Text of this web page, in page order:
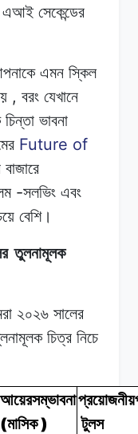
এআই সেকেন্ডের
এমন স্কিল
, বরং যেখানে
চিন্তা ভাবনা
Future of
বাজারে
-সলভিং এবং
বেশি।
তুলনামূলক
২০২৬ সালের
চিত্র নিচে
আয়েরসম্ভাবনা
(মাসিক)
টুলস